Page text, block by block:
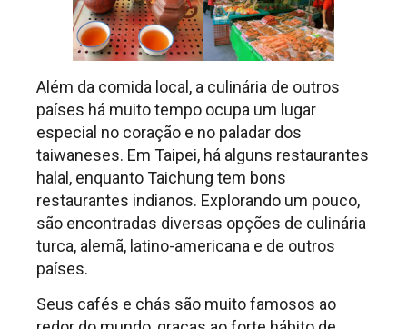
Além da comida local, a culinária de outros
países há muito tempo ocupa um lugar
especial no coração e no paladar dos
taiwaneses. Em Taipei, há alguns restaurantes
halal, enquanto Taichung tem bons
restaurantes indianos. Explorando um pouco,
são encontradas diversas opções de culinária
turca, alemã, latino-americana e de outros
países.
Seus cafés e chás são muito famosos ao